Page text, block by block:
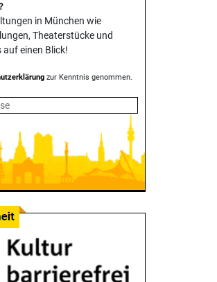
in München wie
Theater­stücke und
einen Blick!
zur Kenntnis genommen.